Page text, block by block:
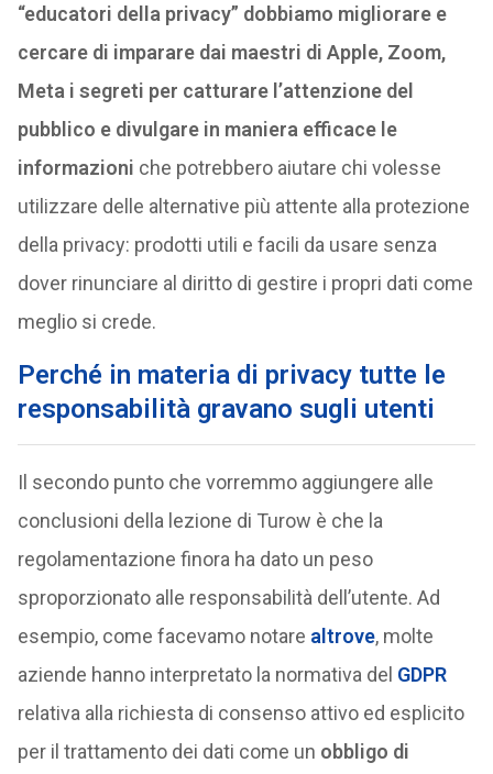
“educatori della privacy” dobbiamo migliorare e
cercare di imparare dai maestri di Apple, Zoom,
Meta i segreti per catturare l’attenzione del
pubblico e divulgare in maniera efficace le
informazioni che potrebbero aiutare chi volesse
utilizzare delle alternative più attente alla protezione
della privacy: prodotti utili e facili da usare senza
dover rinunciare al diritto di gestire i propri dati come
meglio si crede.
Perché in materia di privacy tutte le
responsabilità gravano sugli utenti
Il secondo punto che vorremmo aggiungere alle
conclusioni della lezione di Turow è che la
regolamentazione finora ha dato un peso
sproporzionato alle responsabilità dell’utente. Ad
esempio, come facevamo notare altrove, molte
aziende hanno interpretato la normativa del GDPR
relativa alla richiesta di consenso attivo ed esplicito
per il trattamento dei dati come un obbligo di